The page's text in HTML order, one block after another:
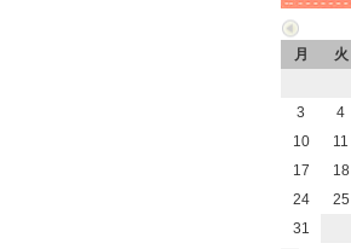
月
火
3
4
10
11
17
18
24
25
31